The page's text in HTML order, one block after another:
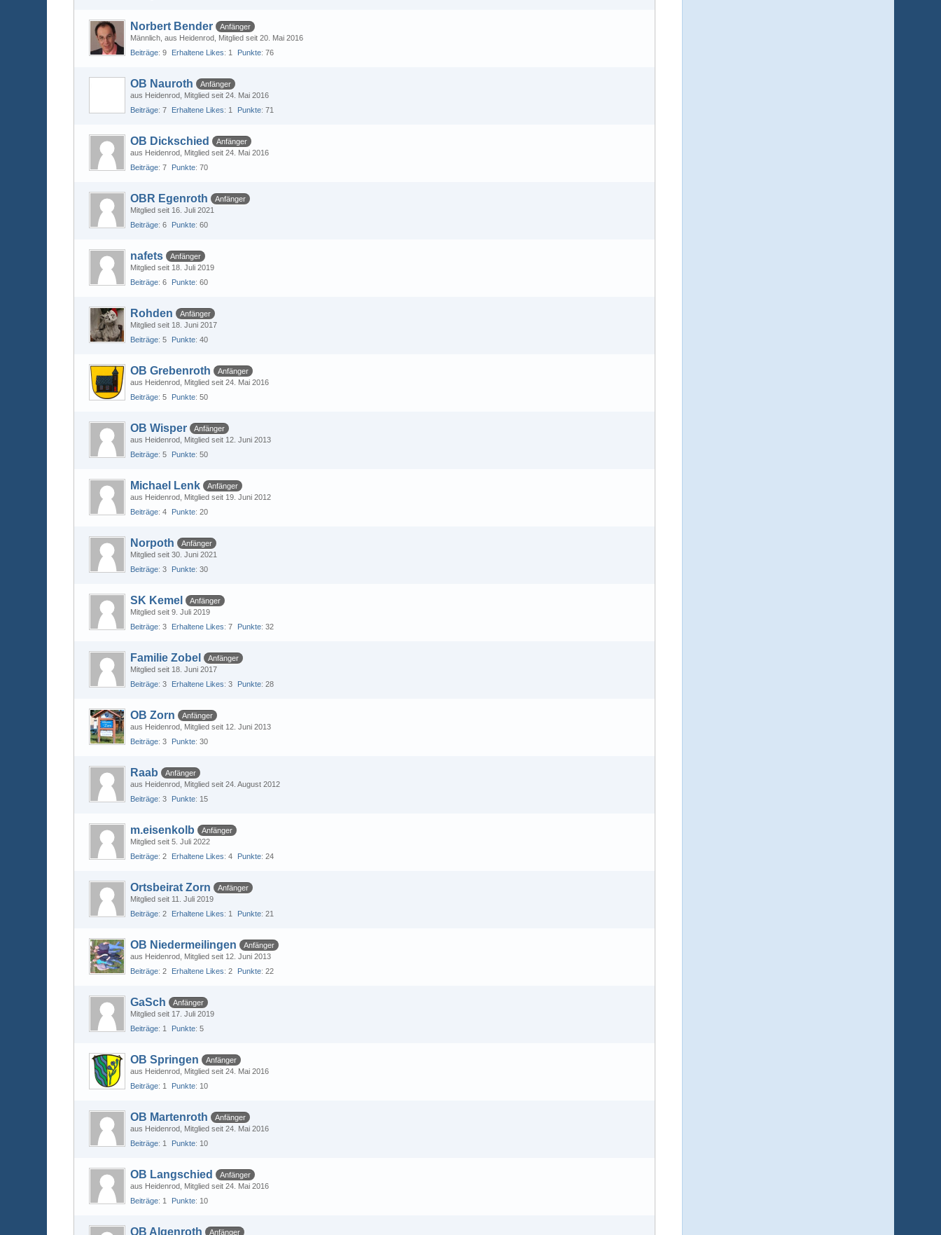
Norbert Bender
Anfänger
Männlich aus Heidenrod Mitglied seit 20. Mai 2016
Beiträge 9 Erhaltene Likes 1 Punkte 76
OB Nauroth
Anfänger
aus Heidenrod Mitglied seit 24. Mai 2016
Beiträge 7 Erhaltene Likes 1 Punkte 71
OB Dickschied
Anfänger
aus Heidenrod Mitglied seit 24. Mai 2016
Beiträge 7 Punkte 70
OBR Egenroth
Anfänger
Mitglied seit 16. Juli 2021
Beiträge 6 Punkte 60
nafets
Anfänger
Mitglied seit 18. Juli 2019
Beiträge 6 Punkte 60
Rohden
Anfänger
Mitglied seit 18. Juni 2017
Beiträge 5 Punkte 40
OB Grebenroth
Anfänger
aus Heidenrod Mitglied seit 24. Mai 2016
Beiträge 5 Punkte 50
OB Wisper
Anfänger
aus Heidenrod Mitglied seit 12. Juni 2013
Beiträge 5 Punkte 50
Michael Lenk
Anfänger
aus Heidenrod Mitglied seit 19. Juni 2012
Beiträge 4 Punkte 20
Norpoth
Anfänger
Mitglied seit 30. Juni 2021
Beiträge 3 Punkte 30
SK Kemel
Anfänger
Mitglied seit 9. Juli 2019
Beiträge 3 Erhaltene Likes 7 Punkte 32
Familie Zobel
Anfänger
Mitglied seit 18. Juni 2017
Beiträge 3 Erhaltene Likes 3 Punkte 28
OB Zorn
Anfänger
aus Heidenrod Mitglied seit 12. Juni 2013
Beiträge 3 Punkte 30
Raab
Anfänger
aus Heidenrod Mitglied seit 24. August 2012
Beiträge 3 Punkte 15
m.eisenkolb
Anfänger
Mitglied seit 5. Juli 2022
Beiträge 2 Erhaltene Likes 4 Punkte 24
Ortsbeirat Zorn
Anfänger
Mitglied seit 11. Juli 2019
Beiträge 2 Erhaltene Likes 1 Punkte 21
OB Niedermeilingen
Anfänger
aus Heidenrod Mitglied seit 12. Juni 2013
Beiträge 2 Erhaltene Likes 2 Punkte 22
GaSch
Anfänger
Mitglied seit 17. Juli 2019
Beiträge 1 Punkte 5
OB Springen
Anfänger
aus Heidenrod Mitglied seit 24. Mai 2016
Beiträge 1 Punkte 10
OB Martenroth
Anfänger
aus Heidenrod Mitglied seit 24. Mai 2016
Beiträge 1 Punkte 10
OB Langschied
Anfänger
aus Heidenrod Mitglied seit 24. Mai 2016
Beiträge 1 Punkte 10
OB Algenroth Anfänger